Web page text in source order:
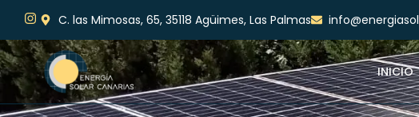
C. las Mimosas, 65, 35118 Agüimes, Las Palmas
INICIO